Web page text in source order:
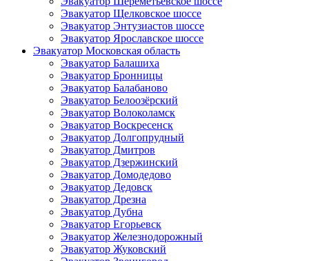
Эвакуатор Щелковское шоссе
Эвакуатор Энтузиастов шоссе
Эвакуатор Ярославское шоссе
Эвакуатор Московская область
Эвакуатор Балашиха
Эвакуатор Бронницы
Эвакуатор Балабаново
Эвакуатор Белоозёрский
Эвакуатор Волоколамск
Эвакуатор Воскресенск
Эвакуатор Долгопрудный
Эвакуатор Дмитров
Эвакуатор Дзержинский
Эвакуатор Домодедово
Эвакуатор Дедовск
Эвакуатор Дрезна
Эвакуатор Дубна
Эвакуатор Егорьевск
Эвакуатор Железнодорожный
Эвакуатор Жуковский